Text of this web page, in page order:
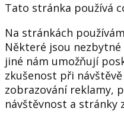
Tato stránka používá
Na stránkách
Některé jsou
jiné nám umožňují
zkušenost při
zobrazování reklamy,
návštěvnost a stránky